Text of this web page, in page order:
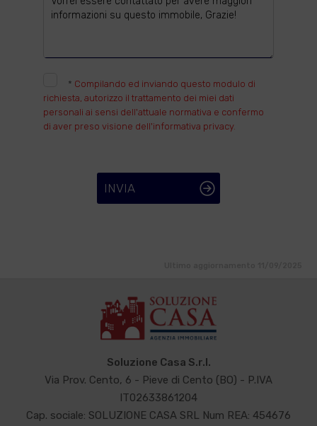
* Compilando ed inviando questo modulo di
richiesta, autorizzo il trattamento dei miei dati
personali ai sensi dell'attuale normativa e confermo
di aver preso visione dell'informativa privacy.
INVIA
Soluzione Casa S.r.l.
Via Prov. Cento, 6 - Pieve di Cento (BO) - P.IVA
IT02633861204
Cap. sociale: SOLUZIONE CASA SRL Num REA: 454676